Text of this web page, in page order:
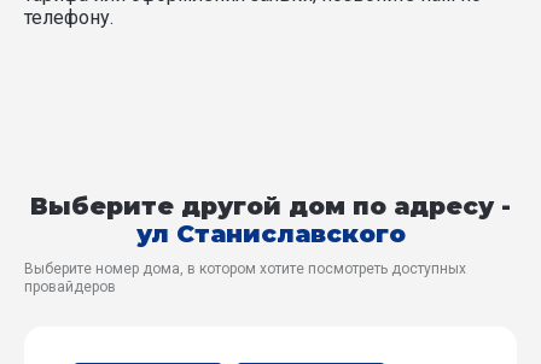
телефону.
Выберите другой дом по адресу -
ул Станиславского
Выберите номер дома, в котором хотите посмотреть доступных
провайдеров